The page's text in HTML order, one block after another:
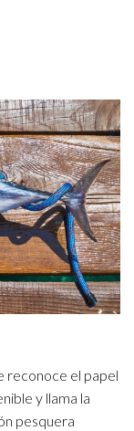
reconoce el papel
y llama la
pesquera